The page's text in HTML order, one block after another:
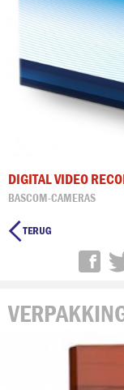
DIGITAL VIDEO
BASCOM-CAMERAS
